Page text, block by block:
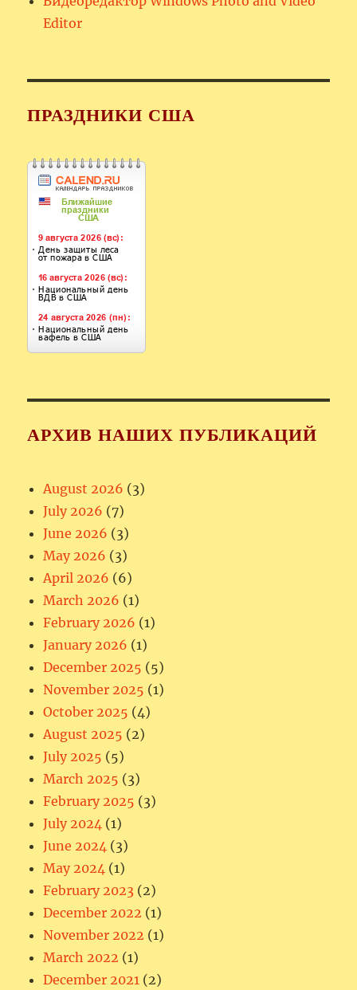
Editor
ПРАЗДНИКИ США
АРХИВ НАШИХ ПУБЛИКАЦИЙ
August 2026 (3)
July 2026 (7)
June 2026 (3)
May 2026 (3)
April 2026 (6)
March 2026 (1)
February 2026 (1)
January 2026 (1)
December 2025 (5)
November 2025 (1)
October 2025 (4)
August 2025 (2)
July 2025 (5)
March 2025 (3)
February 2025 (3)
July 2024 (1)
June 2024 (3)
May 2024 (1)
February 2023 (2)
December 2022 (1)
November 2022 (1)
March 2022 (1)
December 2021 (2)